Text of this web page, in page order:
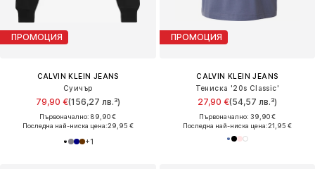
ПРОМОЦИЯ
CALVIN KLEIN JEANS
Суичър
79,90 €(156,27 лв.³)
Първоначално: 89,90 €
Последна най-ниска цена:29,95 €
+1
ПРОМОЦИЯ
CALVIN KLEIN JEANS
Тениска '20s Classic'
27,90 €(54,57 лв.³)
Първоначално: 39,90 €
Последна най-ниска цена:21,95 €